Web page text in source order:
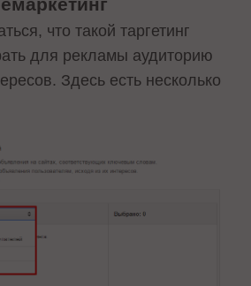
что такой таргетинг
для рекламы аудиторию
Здесь есть несколько